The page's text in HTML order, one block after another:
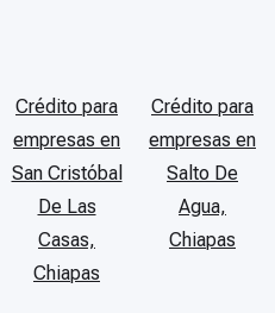
Crédito para
empresas en
San Cristóbal
De Las
Casas,
Chiapas
Crédito para
empresas en
Salto De
Agua,
Chiapas